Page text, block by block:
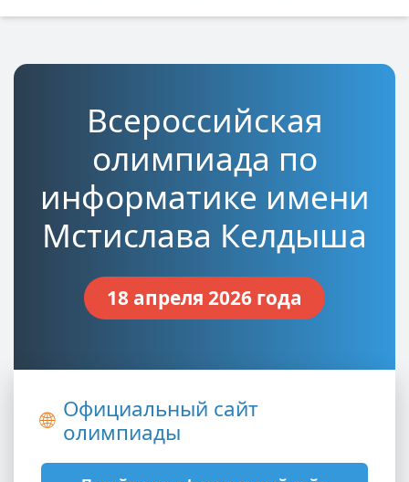
Всероссийская
олимпиада по
информатике имени
Мстислава Келдыша
18 апреля 2026 года
🌐 Официальный сайт
олимпиады